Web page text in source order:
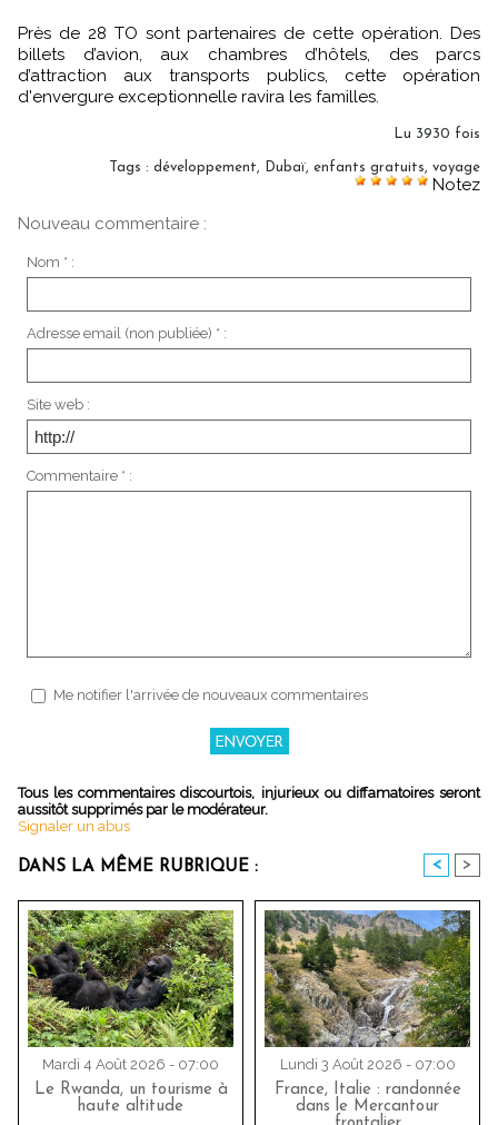
Près de 28 TO sont partenaires de cette opération. Des
billets d’avion, aux chambres d’hôtels, des parcs
d’attraction aux transports publics, cette opération
d'envergure exceptionnelle ravira les familles.
Lu 3930 fois
Tags : développement Dubaï enfants gratuits voyage
Notez
Nouveau commentaire :
Nom * :
Adresse email (non publiée) * :
Site web :
Commentaire * :
Me notifier l'arrivée de nouveaux commentaires
Tous les commentaires discourtois, injurieux ou diffamatoires seront
aussitôt supprimés par le modérateur.
Signaler un abus
DANS LA MÊME RUBRIQUE : < >
Mardi 4 Août 2026 - 07:00
Le Rwanda, un tourisme à
haute altitude
Lundi 3 Août 2026 - 07:00
France, Italie : randonnée
dans le Mercantour